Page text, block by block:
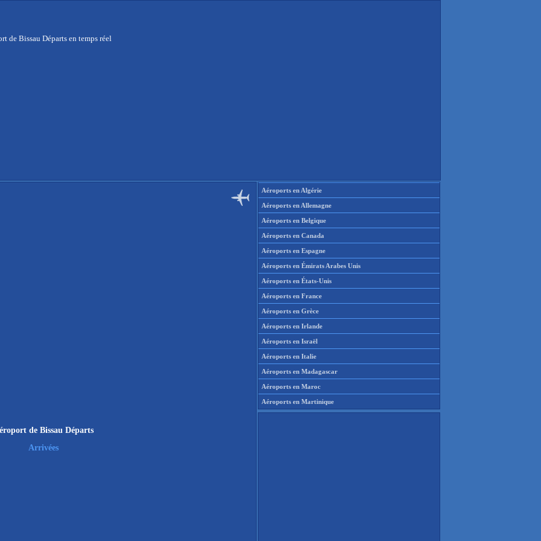
de Bissau Départs en temps réel
de Bissau Départs
Arrivées
Aéroports en Algérie
Aéroports en Allemagne
Aéroports en Belgique
Aéroports en Canada
Aéroports en Espagne
Aéroports en Émirats Arabes Unis
Aéroports en États-Unis
Aéroports en France
Aéroports en Grèce
Aéroports en Irlande
Aéroports en Israël
Aéroports en Italie
Aéroports en Madagascar
Aéroports en Maroc
Aéroports en Martinique